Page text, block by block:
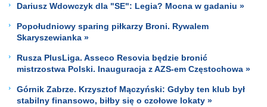
Dariusz Wdowczyk dla "SE": Legia? Mocna w gadaniu »
Popołudniowy sparing piłkarzy Broni. Rywalem
Skaryszewianka »
Rusza PlusLiga. Asseco Resovia będzie bronić
mistrzostwa Polski. Inauguracja z AZS-em Częstochowa »
Górnik Zabrze. Krzysztof Mączyński: Gdyby ten klub był
stabilny finansowo, biłby się o czołowe lokaty »